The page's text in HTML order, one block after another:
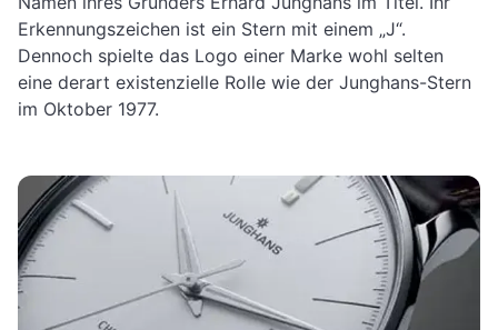
Erkennungszeichen ist ein Stern mit einem „J“.
Dennoch spielte das Logo einer Marke wohl selten
eine derart existenzielle Rolle wie der Junghans-Stern
im Oktober 1977.